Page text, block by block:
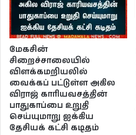
மேகசின்
சிறைச்சாலையில்
விளக்கமறியலில்
வைக்கப் பட்டுள்ள அகில
விராஜ் காரியவசத்தின்
பாதுகாப்பை உறுதி
செய்யுமாறு ஐக்கிய
தேசியக் கட்சி கடிதம்